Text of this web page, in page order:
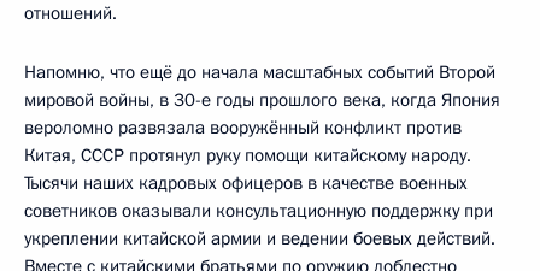
отношений.
Напомню, что ещё до начала масштабных событий Второй
мировой войны, в 30-е годы прошлого века, когда Япония
вероломно развязала вооружённый конфликт против
Китая, СССР протянул руку помощи китайскому народу.
Тысячи наших кадровых офицеров в качестве военных
советников оказывали консультационную поддержку при
укреплении китайской армии и ведении боевых действий.
Вместе с китайскими братьями по оружию доблестно